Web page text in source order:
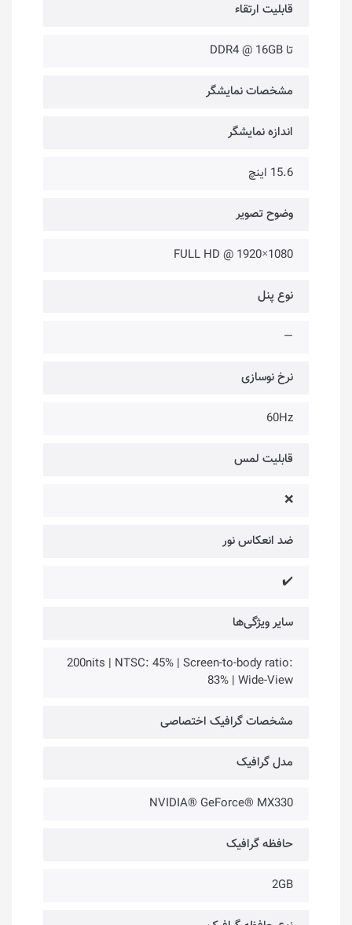
قابلیت ارتقاء
تا DDR4 @ 16GB
مشخصات نمایشگر
اندازه نمایشگر
15.6 اینچ
وضوح تصویر
1080×1920 @ FULL HD
نوع پنل
—
نرخ نوسازی
60Hz
قابلیت لمس
❌
ضد انعکاس نور
✔️
سایر ویژگی‌ها
200nits | NTSC: 45% | Screen-to-body ratio:
83% | Wide-View
مشخصات گرافیک اختصاصی
مدل گرافیک
NVIDIA® GeForce® MX330
حافظه گرافیک
2GB